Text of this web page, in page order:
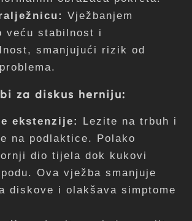
Vježbanjem
veću stabilnost i
smanjujući rizik od
za diskus herniju:
ekstenzije:
Lezite na trbuh i
na podlaktice. Polako
dio tijela dok kukovi
Ova vježba smanjuje
diskove i olakšava simptome